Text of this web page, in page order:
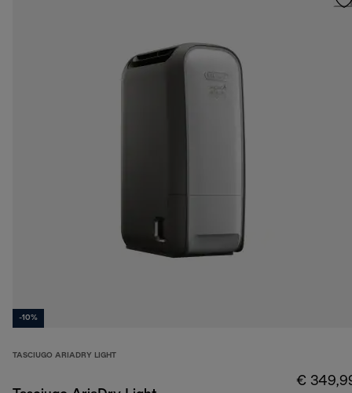
-10%
TASCIUGO ARIADRY LIGHT
€